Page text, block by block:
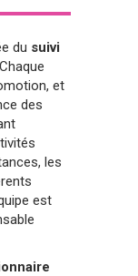
du suivi
et
des
les
est